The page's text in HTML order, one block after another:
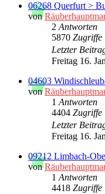
06268 Querfurt >
von
2 Antworten
5870 Zugriffe
Letzter
Freitag 16.
04603
von
1 Antworten
4404 Zugriffe
Letzter
Freitag 16.
09212 Limbach-
von
1 Antworten
4418 Zugriffe